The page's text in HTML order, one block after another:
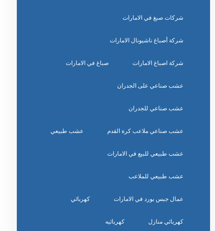
شركات صبغ في الامارات
شركة أصباغ ناشيونال الامارات
شركة اصباغ الامارات صباغ في الامارات
عشب صناعي على الجدران
عشب صناعي للجدران
عشب صناعي ملاعب كرة القدم عشب طبيعي
عشب طبيعي للبيع في الامارات
عشب طبيعي للملاعب
عمال جبس بورد في الامارات كهربائي
كهربائي منازل كهربائيه